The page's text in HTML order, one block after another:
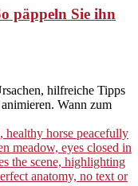
päppeln Sie ihn
hilfreiche Tipps
Wann zum